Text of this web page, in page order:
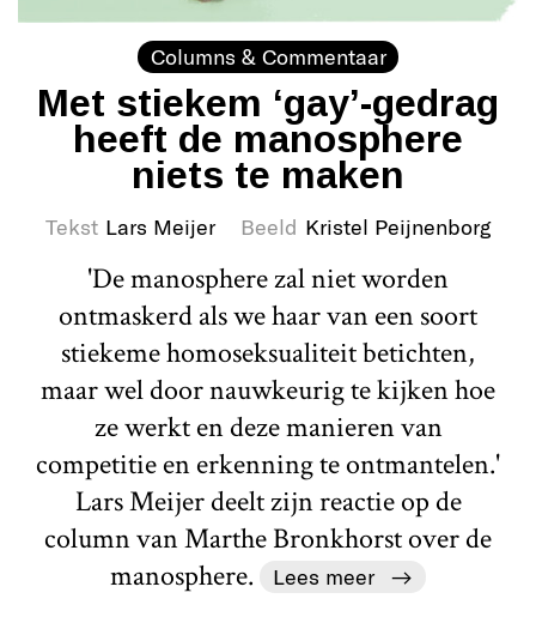
Columns & Commentaar
Met stiekem ‘gay’-gedrag
heeft de manosphere
niets te maken
Tekst Lars Meijer Beeld Kristel Peijnenborg
'De manosphere zal niet worden
ontmaskerd als we haar van een soort
stiekeme homoseksualiteit betichten,
maar wel door nauwkeurig te kijken hoe
ze werkt en deze manieren van
competitie en erkenning te ontmantelen.'
Lars Meijer deelt zijn reactie op de
column van Marthe Bronkhorst over de
manosphere.
Lees meer